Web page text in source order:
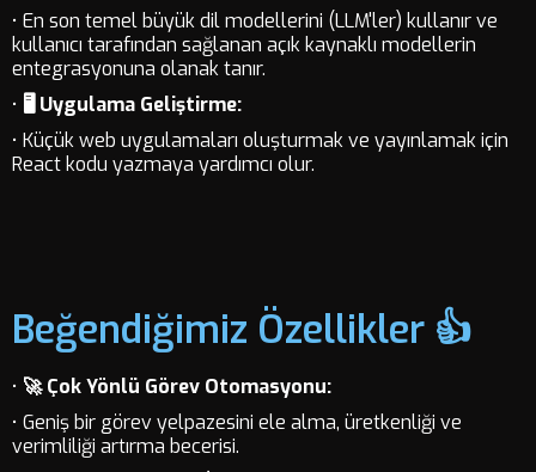
• En son temel büyük dil modellerini (LLM'ler) kullanır ve
kullanıcı tarafından sağlanan açık kaynaklı modellerin
entegrasyonuna olanak tanır.
• 🖥️ Uygulama Geliştirme:
• Küçük web uygulamaları oluşturmak ve yayınlamak için
React kodu yazmaya yardımcı olur.
Beğendiğimiz Özellikler 👍
• 🚀 Çok Yönlü Görev Otomasyonu:
• Geniş bir görev yelpazesini ele alma, üretkenliği ve
verimliliği artırma becerisi.